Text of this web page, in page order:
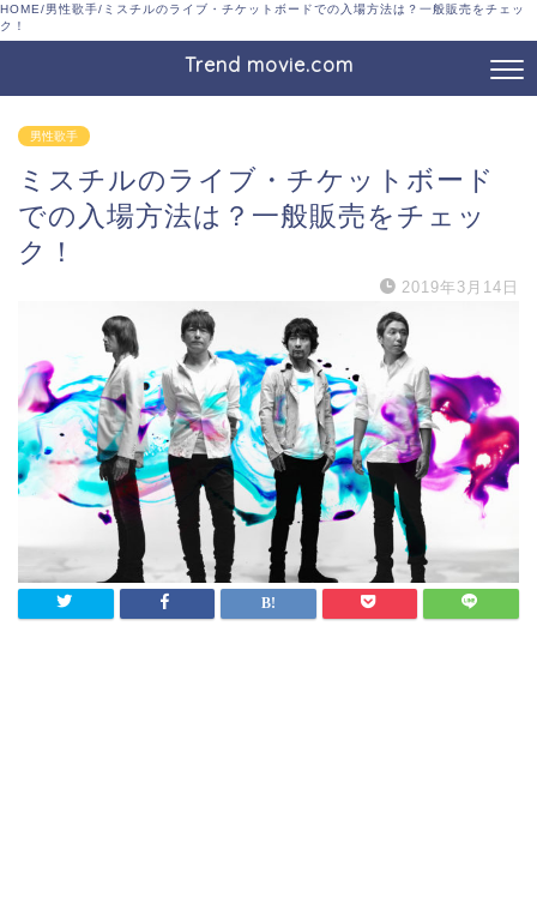
HOME/男性歌手/ ミスチルのライブ・チケットボードでの入場方法は？一般販売をチェッ
ク！
Trend movie.com
男性歌手
ミスチルのライブ・チケットボード
での入場方法は？一般販売をチェッ
ク！
2019年3月14日